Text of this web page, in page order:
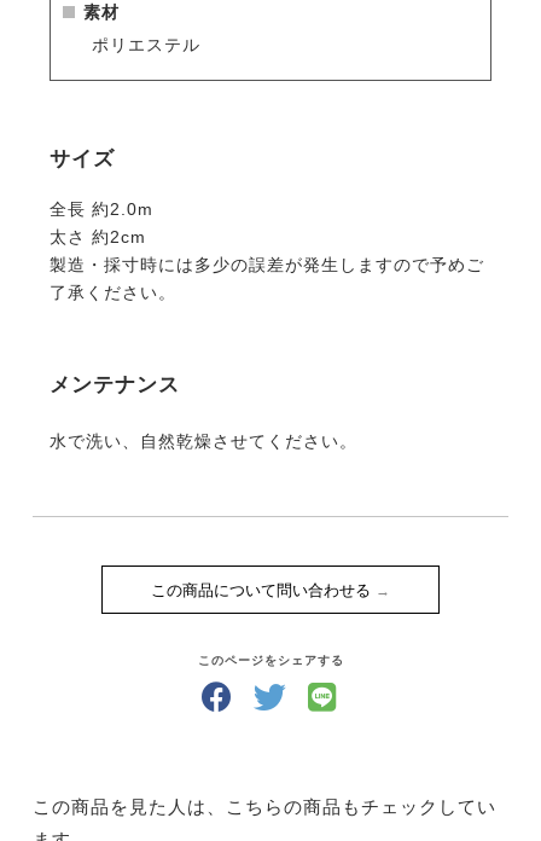
素材
ポリエステル
サイズ
全長 約2.0m
太さ 約2cm
製造・採寸時には多少の誤差が発生しますので予めご
了承ください。
メンテナンス
水で洗い、自然乾燥させてください。
この商品について問い合わせる
このページをシェアする
この商品を見た人は、こちらの商品もチェックしてい